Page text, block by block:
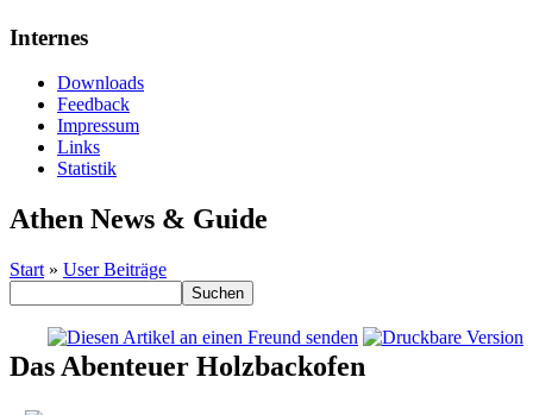
Internes
Downloads
Feedback
Impressum
Links
Statistik
Athen News & Guide
Start » User Beiträge
Das Abenteuer Holzbackofen